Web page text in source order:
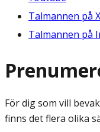
Talmannen på X
Talmannen på
För dig som vill
finns det flera olika